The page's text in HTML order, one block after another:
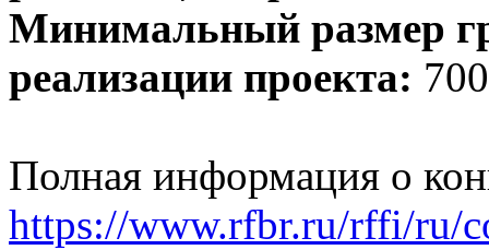
Минимальный размер
реализации проекта:
Полная информация о
https://www.rfbr.ru/rffi/ru/